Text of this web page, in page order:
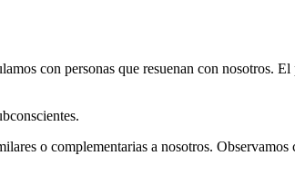
con personas que resuenan con nosotros.
o complementarias a nosotros.